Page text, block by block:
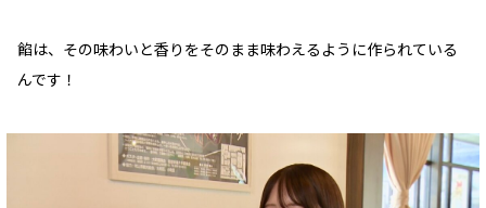
餡は、その味わいと香りをそのまま味わえるように作られている
んです！